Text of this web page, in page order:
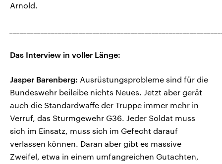
Arnold.
Das Interview in voller Länge:
Jasper Barenberg: Ausrüstungsprobleme sind für die
Bundeswehr beileibe nichts Neues. Jetzt aber gerät
auch die Standardwaffe der Truppe immer mehr in
Verruf, das Sturmgewehr G36. Jeder Soldat muss
sich im Einsatz, muss sich im Gefecht darauf
verlassen können. Daran aber gibt es massive
Zweifel, etwa in einem umfangreichen Gutachten,